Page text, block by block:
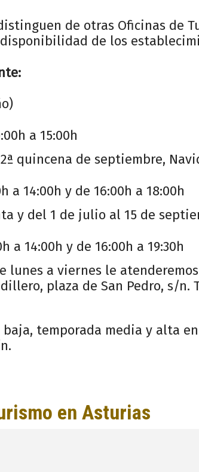
de otras Oficinas de
de los
a 15:00h
quincena de septiembre,
a 14:00h y de 16:00h a 18:00h
y del 1 de julio al 15 de
a 14:00h y de 16:00h a 19:30h
lunes a viernes le
plaza de San Pedro, s/n.
baja, temporada media y alta